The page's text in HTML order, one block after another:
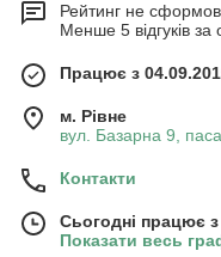
Рейтинг не
Менше 5 відгуків за
Працює з
м. Рівне
вул. Базарна 9,
Контакти
Сьогодні працює
Показати весь